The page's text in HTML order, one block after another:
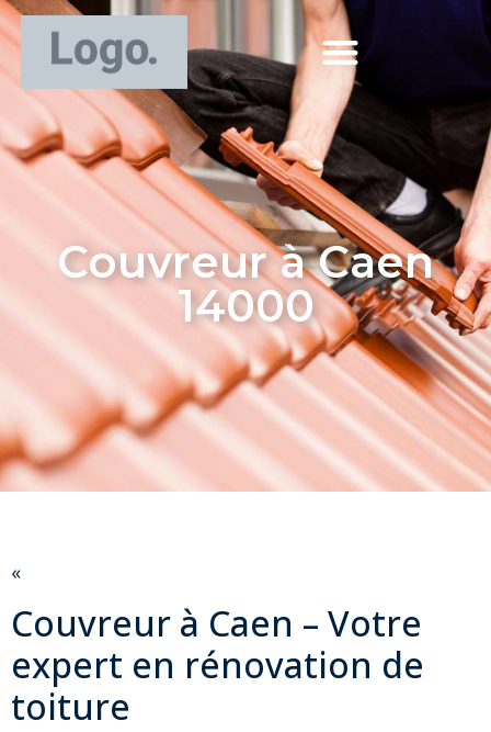
Couvreur à Caen
14000
«
Couvreur à Caen – Votre
expert en rénovation de
toiture